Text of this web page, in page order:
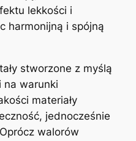
lekkości i
harmonijną i spójną
stworzone z myślą
na warunki
materiały
jednocześnie
walorów